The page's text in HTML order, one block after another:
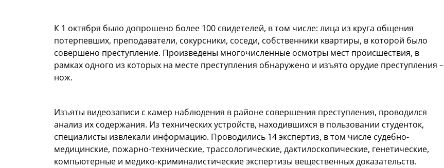
К 1 октября было допрошено более 100 свидетелей, в том числе: лица из круга общения
потерпевших, преподаватели, сокурсники, соседи, собственники квартиры, в которой было
совершено преступление. Произведены многочисленные осмотры мест происшествия, в
рамках одного из которых на месте преступления обнаружено и изъято орудие преступления –
нож.
Изъяты видеозаписи с камер наблюдения в районе совершения преступления, проводился
анализ их содержания. Из технических устройств, находившихся в пользовании студенток,
специалисты извлекали информацию. Проводились 14 экспертиз, в том числе судебно-
медицинские, пожарно-технические, трассологические, дактилоскопические, генетические,
компьютерные и медико-криминалистические экспертизы вещественных доказательств.